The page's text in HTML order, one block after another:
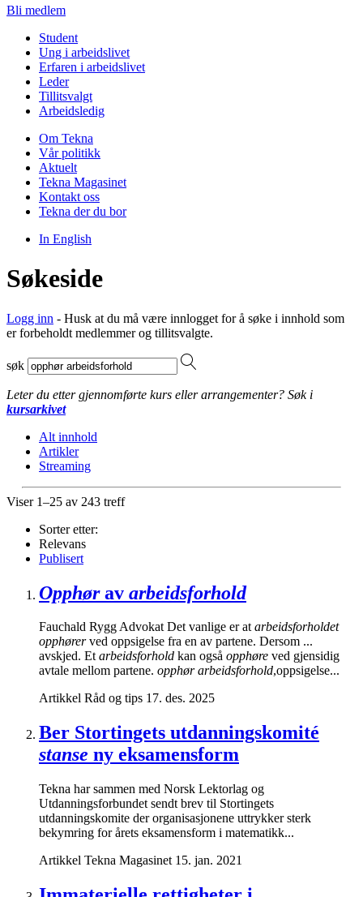
Bli medlem
Student
Ung i arbeidslivet
Erfaren i arbeidslivet
Leder
Tillitsvalgt
Arbeidsledig
Om Tekna
Vår politikk
Aktuelt
Tekna Magasinet
Kontakt oss
Tekna der du bor
In English
Søkeside
Logg inn - Husk at du må være innlogget for å søke i innhold som
er forbeholdt medlemmer og tillitsvalgte.
søk
Leter du etter gjennomførte kurs eller arrangementer? Søk i
kursarkivet
Alt innhold
Artikler
Streaming
Viser 1–25 av 243 treff
Sorter etter:
Relevans
Publisert
Opphørav arbeidsforhold
Fauchald Rygg Advokat Det vanlige er atarbeidsforholdet
opphørerved oppsigelse fra en av partene. Dersom ...
avskjed. Etarbeidsforhold kan også opphøre ved gjensidig
avtale mellom partene. opphør arbeidsforhold,oppsigelse...
Artikkel Råd og tips 17. des. 2025
Ber Stortingets utdanningskomité
stanse ny eksamensform
Tekna har sammen med Norsk Lektorlag og
Utdanningsforbundet sendt brev til Stortingets
utdanningskomite der organisasjonene uttrykker sterk
bekymring for årets eksamensform i matematikk...
Artikkel Tekna Magasinet 15. jan. 2021